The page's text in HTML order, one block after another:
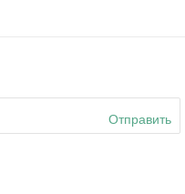
Отправить